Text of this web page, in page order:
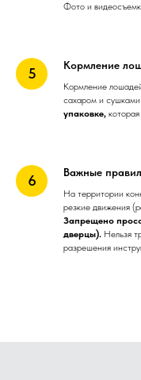
Фото и
Кормление
Кормление
сахаром и
упаковке,
Важные
На территории
резкие движения
Запрещено
дверцы). Нельзя
разрешения